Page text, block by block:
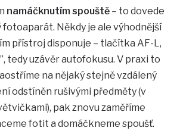
namáčknutím spouště – to dovede
Někdy je ale výhodnější
přístroj disponuje – tlačítka AF-L,
tedy uzávěr autofokusu. V praxi to
na nějaký stejně vzdálený
odstíněn rušivými předměty (v
pak znovu zaměříme
fotit a domáčkneme spoušť.